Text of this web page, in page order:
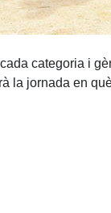
categoria i
la jornada en